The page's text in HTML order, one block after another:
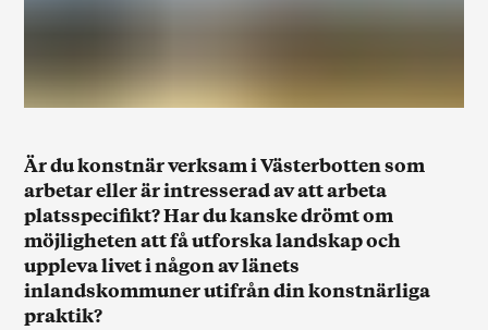
Är du konstnär verksam i Västerbotten som
arbetar eller är intresserad av att arbeta
platsspecifikt? Har du kanske drömt om
möjligheten att få utforska landskap och
uppleva livet i någon av länets
inlandskommuner utifrån din konstnärliga
praktik?